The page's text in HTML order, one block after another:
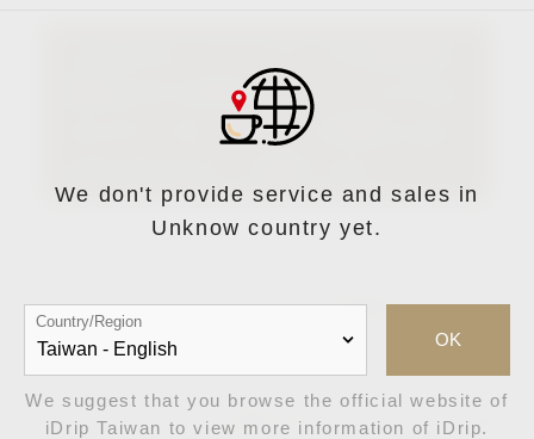
機能はv1.6.1以降のバージョンしかできま
せんので、古いバージョンの更新は
ファームウエアバージョンの確認方法
ファームウエアの更新方法
We don't provide service and sales in
Unknow country yet.
Country/Region
OK
We suggest that you browse the official website of
iDrip Taiwan to view more information of iDrip.